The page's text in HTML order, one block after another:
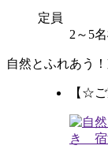
定員
2～5
自然とふれあう
【☆